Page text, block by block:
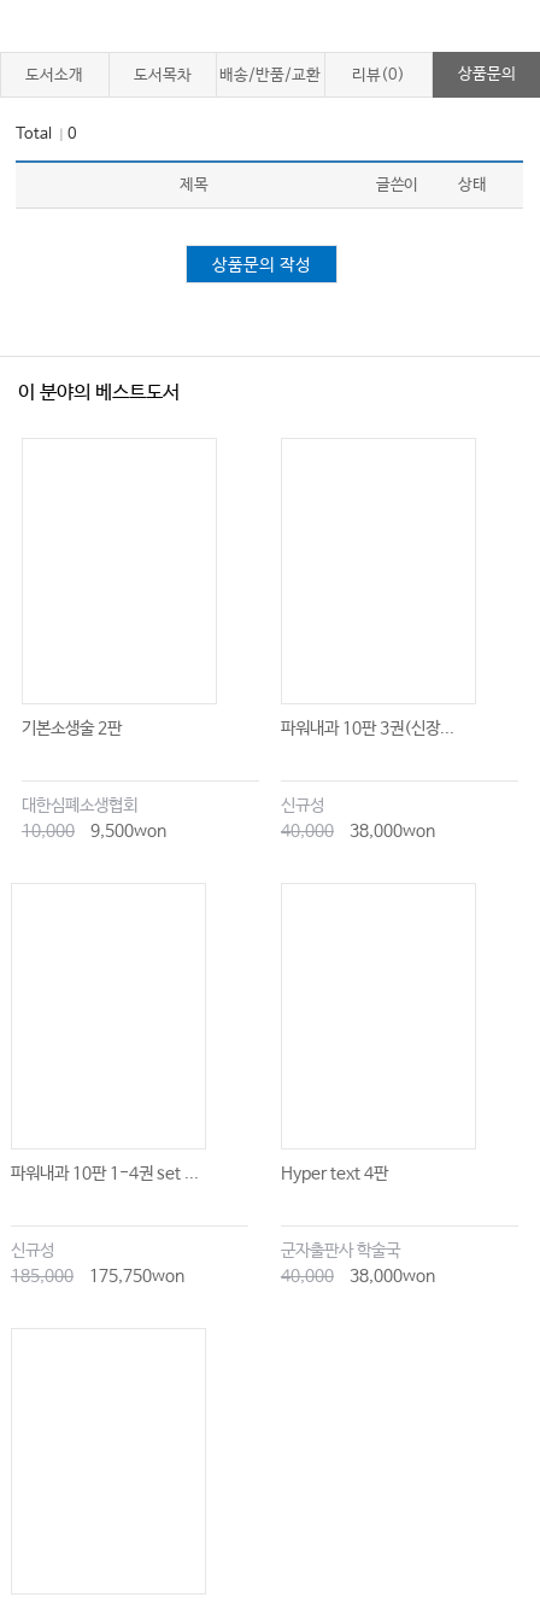
Pathophysiology in Critical Illness
70 Acute Coronary Syndromes: Therapy
71 Supraventricular Arrhythmias
72 Ventricular Arrhythmias
73 Conduction Disturbances and Cardiac Pacemakers
75 Pericardial Diseases
75 Infectious Endocarditis
79 Pathophysiology and Classification of Shock States
81 Inotropic Therapy
91 Mechanical Bowel Obstruction
92 Toxic Megacolon and Ogilvie`s Syndrome
Critical Illness
95 Clinical Assessment of Renal Function
105 Antimicrobial Stewardship
106 Prevention and Control of Nosocomial Pneumonia
Negative Bacteria
108 Antimicrobial Agents with Primary Activity Against Gram-
도서소개 도서목차 배송/반품/교환 리뷰(0) 상품문의
Total ｜0
제목 글쓴이 상태
상품문의 작성
이 분야의 베스트도서
기본소생술 2판
대한심폐소생협회
10,000
9,500won
파워내과 10판 3권(신장...
신규성
40,000
38,000won
파워내과 10판 1-4권 set ...
신규성
185,000
175,750won
Hyper text 4판
군자출판사 학술국
40,000
38,000won